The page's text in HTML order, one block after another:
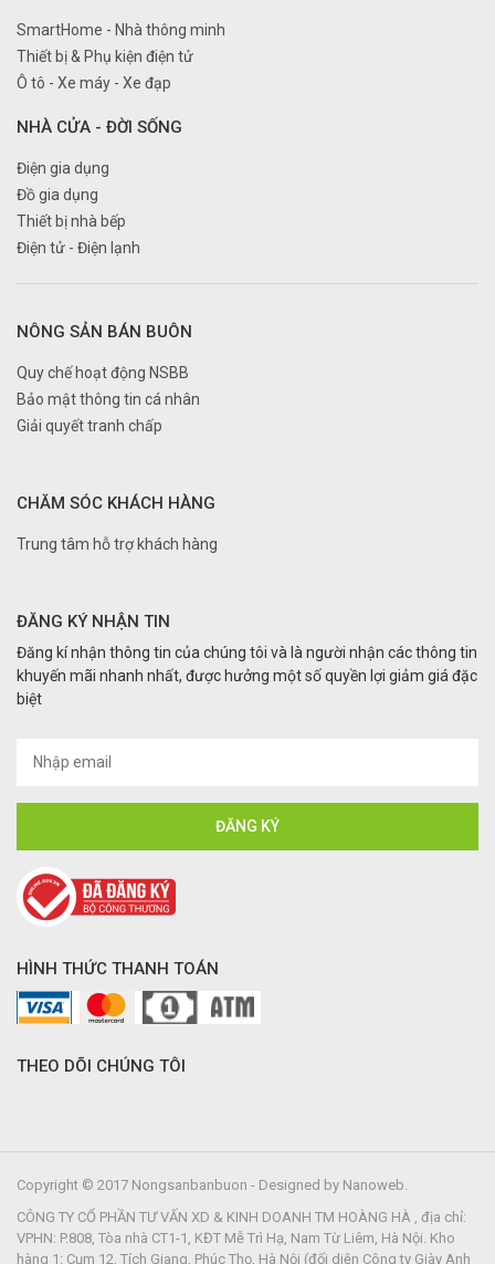
SmartHome - Nhà thông minh
Thiết bị & Phụ kiện điện tử
Ô tô - Xe máy - Xe đạp
NHÀ CỬA - ĐỜI SỐNG
Điện gia dụng
Đồ gia dụng
Thiết bị nhà bếp
Điện tử - Điện lạnh
NÔNG SẢN BÁN BUÔN
Quy chế hoạt động NSBB
Bảo mật thông tin cá nhân
Giải quyết tranh chấp
CHĂM SÓC KHÁCH HÀNG
Trung tâm hỗ trợ khách hàng
ĐĂNG KÝ NHẬN TIN
Đăng kí nhận thông tin của chúng tôi và là người nhận các thông tin
khuyến mãi nhanh nhất, được hưởng một số quyền lợi giảm giá đặc
biệt
HÌNH THỨC THANH TOÁN
THEO DÕI CHÚNG TÔI
Copyright © 2017 Nongsanbanbuon - Designed by Nanoweb.
CÔNG TY CỔ PHẦN TƯ VẤN XD & KINH DOANH TM HOÀNG HÀ , địa chỉ:
VPHN: P.808, Tòa nhà CT1-1, KĐT Mễ Trì Hạ, Nam Từ Liêm, Hà Nội. Kho
hàng 1: Cụm 12, Tích Giang, Phúc Thọ, Hà Nội (đối diện Công ty Giày Anh